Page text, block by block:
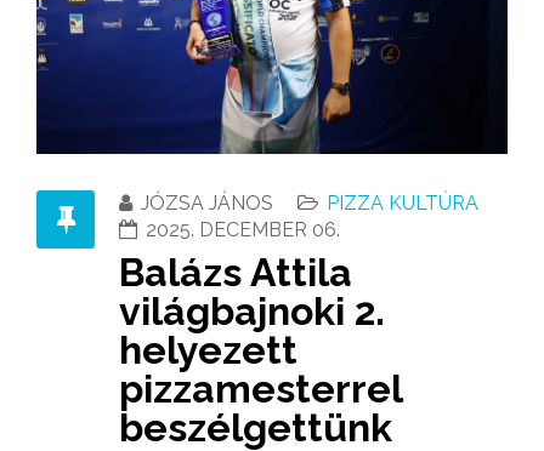
JÓZSA JÁNOS
PIZZA KULTÚRA
2025. DECEMBER 06.
Balázs Attila
világbajnoki 2.
helyezett
pizzamesterrel
beszélgettünk